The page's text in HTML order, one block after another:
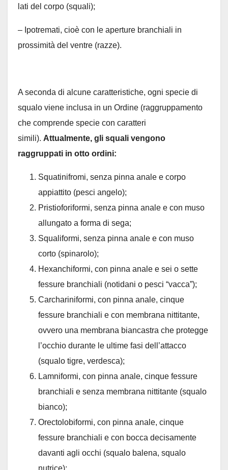
lati del corpo (squali);
– Ipotremati, cioè con le aperture branchiali in
prossimità del ventre (razze).
A seconda di alcune caratteristiche, ogni specie di
squalo viene inclusa in un Ordine (raggruppamento
che comprende specie con caratteri
simili). Attualmente, gli squali vengono
raggruppati in otto ordini:
Squatinifromi, senza pinna anale e corpo
appiattito (pesci angelo);
Pristioforiformi, senza pinna anale e con muso
allungato a forma di sega;
Squaliformi, senza pinna anale e con muso
corto (spinarolo);
Hexanchiformi, con pinna anale e sei o sette
fessure branchiali (notidani o pesci “vacca”);
Carchariniformi, con pinna anale, cinque
fessure branchiali e con membrana nittitante,
ovvero una membrana biancastra che protegge
l’occhio durante le ultime fasi dell’attacco
(squalo tigre, verdesca);
Lamniformi, con pinna anale, cinque fessure
branchiali e senza membrana nittitante (squalo
bianco);
Orectolobiformi, con pinna anale, cinque
fessure branchiali e con bocca decisamente
davanti agli occhi (squalo balena, squalo
nutrice);